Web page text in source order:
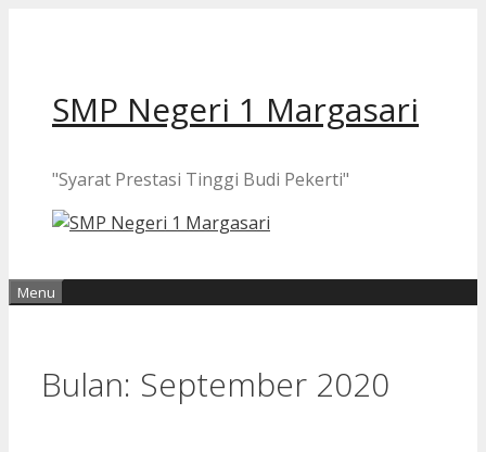
SMP Negeri 1 Margasari
"Syarat Prestasi Tinggi Budi Pekerti"
Menu
Bulan: September 2020